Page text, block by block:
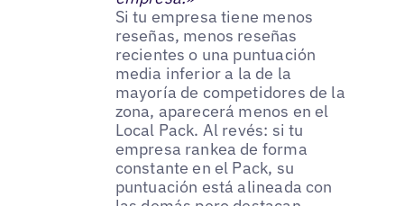
Si tu empresa tiene menos
reseñas, menos reseñas
recientes o una puntuación
media inferior a la de la
mayoría de competidores de la
zona, aparecerá menos en el
Local Pack. Al revés: si tu
empresa rankea de forma
constante en el Pack, su
puntuación está alineada con